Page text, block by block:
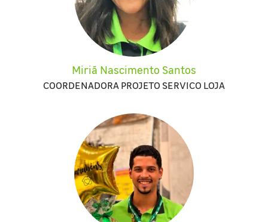
Miriã Nascimento Santos
COORDENADORA PROJETO SERVICO LOJA